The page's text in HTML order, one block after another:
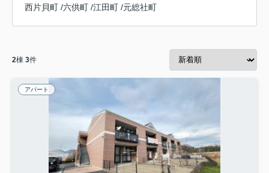
西片貝町 /六供町 /江田町 /元総社町
2棟 3件
アパート